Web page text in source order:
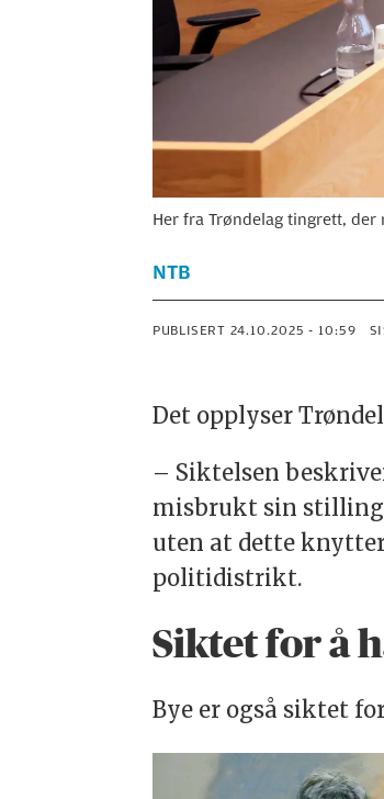
Her fra Trøndelag tingrett,
NTB
PUBLISERT 24.10.2025 - 10:59
Det opplyser
– Siktelsen
misbrukt sin
uten at dette
politidistrikt.
Siktet for å
Bye er også siktet